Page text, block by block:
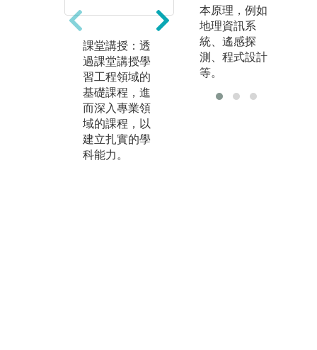
課堂講授：透
過課堂講授學
習工程領域的
基礎課程，進
而深入專業領
域的課程，以
建立扎實的學
科能力。
專題實作：學
生尋找與自己
興趣相符的議
題(如河川整
本原理，例如
地理資訊系
統、遙感探
測、程式設計
等。